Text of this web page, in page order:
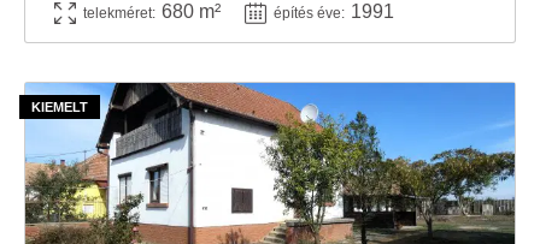
telekméret: 680 m² építés éve: 1991